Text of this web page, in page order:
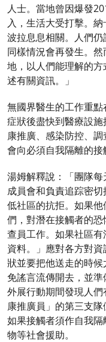
人士。當地曾因爆發
入，生活大受打擊。
波拉息息相關。人們
同樣情況會再發生。
地，以人們能理解的
述有關資訊。」
無國界醫生的工作重
症狀後盡快到醫療設
康推廣、感染防控、
會向必須自我隔離的接
湯姆解釋說：「團隊
成員會和負責追踪密
低社區的抗拒。如果
們，對潛在接觸者的
查員工作。如果社區
資料。」應對各方對
狀並要把他送走的時
免謠言流傳開去，並
外展行動期間發現人
康推廣員」的第三支
如果接觸者須作自我
物等社會援助。